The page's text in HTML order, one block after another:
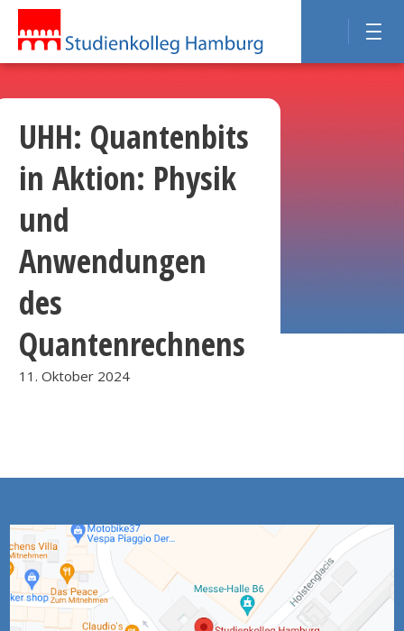
UHH: Quantenbits
in Aktion: Physik
und
Anwendungen
des
Quantenrechnens
11. Oktober 2024